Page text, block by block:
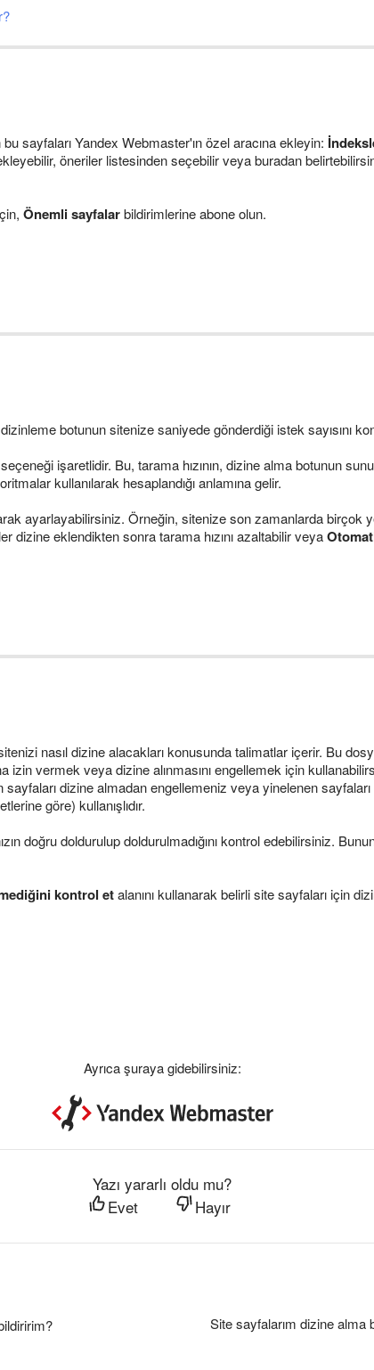
sayfaları Yandex Webmaster'ın özel aracına ekleyin:
öneriler listesinden seçebilir veya buradan
Önemli sayfalarbildirimlerine abone olun.
botunun sitenize saniyede gönderdiği istek sayısını
seçeneği işaretlidir. Bu, tarama hızının, dizine alma botunun
kullanılarak hesaplandığı anlamına gelir.
ayarlayabilirsiniz. Örneğin, sitenize son zamanlarda
dizine eklendikten sonra tarama hızını azaltabilir veya
nasıl dizine alacakları konusunda talimatlar içerir. Bu
izin vermek veya dizine alınmasını engellemek için
sayfaları dizine almadan engellemeniz veya yinelenen
göre) kullanışlıdır.
doğru doldurulup doldurulmadığını kontrol edebilirsiniz.
kontrol etalanını kullanarak belirli site sayfaları için
Ayrıca şuraya gidebilirsiniz:
Yazı yararlı oldu mu?
Evet
Hayır
Site sayfalarım dizine alma